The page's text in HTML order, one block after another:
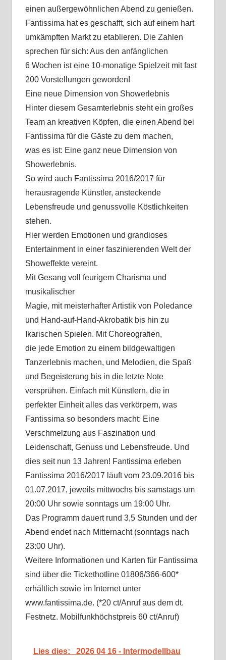
einen außergewöhnlichen Abend zu genießen.
Fantissima hat es geschafft, sich auf einem hart
umkämpften Markt zu etablieren. Die Zahlen
sprechen für sich: Aus den anfänglichen
6 Wochen ist eine 10-monatige Spielzeit mit fast
200 Vorstellungen geworden!
Eine neue Dimension von Showerlebnis
Hinter diesem Gesamterlebnis steht ein großes
Team an kreativen Köpfen, die einen Abend bei
Fantissima für die Gäste zu dem machen,
was es ist: Eine ganz neue Dimension von
Showerlebnis.
So wird auch Fantissima 2016/2017 für
herausragende Künstler, ansteckende
Lebensfreude und genussvolle Köstlichkeiten
stehen.
Hier werden Emotionen und grandioses
Entertainment in einer faszinierenden Welt der
Showeffekte vereint.
Mit Gesang voll feurigem Charisma und
musikalischer
Magie, mit meisterhafter Artistik von Poledance
und Hand-auf-Hand-Akrobatik bis hin zu
Ikarischen Spielen. Mit Choreografien,
die jede Emotion zu einem bildgewaltigen
Tanzerlebnis machen, und Melodien, die Spaß
und Begeisterung bis in die letzte Note
versprühen. Einfach mit Künstlern, die in
perfekter Einheit alles das verkörpern, was
Fantissima so besonders macht: Eine
Verschmelzung aus Faszination und
Leidenschaft, Genuss und Lebensfreude. Und
dies seit nun 13 Jahren! Fantissima erleben
Fantissima 2016/2017 läuft vom 23.09.2016 bis
01.07.2017, jeweils mittwochs bis samstags um
20:00 Uhr sowie sonntags um 19:00 Uhr.
Das Programm dauert rund 3,5 Stunden und der
Abend endet nach Mitternacht (sonntags nach
23:00 Uhr).
Weitere Informationen und Karten für Fantissima
sind über die Tickethotline 01806/366-600*
erhältlich sowie im Internet unter
www.fantissima.de. (*20 ct/Anruf aus dem dt.
Festnetz. Mobilfunkhöchstpreis 60 ct/Anruf)
Lies dies: 2026 04 16 - Intermodellbau